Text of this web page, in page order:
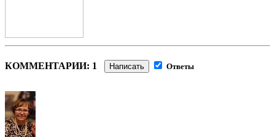
КОММЕНТАРИИ: 1 Написать Ответы